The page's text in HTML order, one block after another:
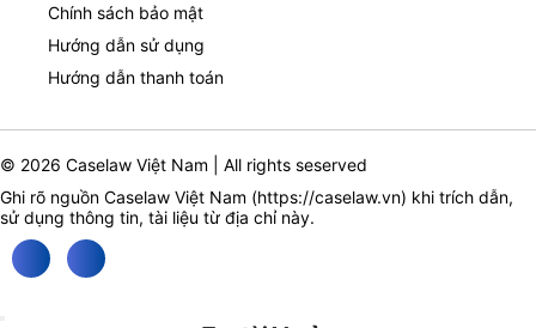
Chính sách bảo mật
Hướng dẫn sử dụng
Hướng dẫn thanh toán
© 2026 Caselaw Việt Nam | All rights seserved
Ghi rõ nguồn Caselaw Việt Nam (https://caselaw.vn) khi trích dẫn,
sử dụng thông tin, tài liệu từ địa chỉ này.